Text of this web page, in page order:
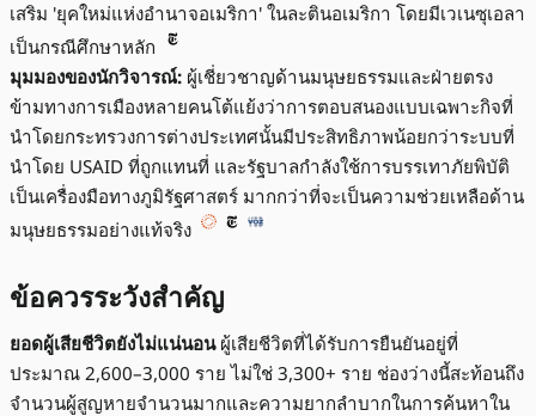
เสริม 'ยุคใหม่แห่งอำนาจอเมริกา' ในละตินอเมริกา โดยมีเวเนซุเอลา
เป็นกรณีศึกษาหลัก
มุมมองของนักวิจารณ์: ผู้เชี่ยวชาญด้านมนุษยธรรมและฝ่ายตรง
ข้ามทางการเมืองหลายคนโต้แย้งว่าการตอบสนองแบบเฉพาะกิจที่
นำโดยกระทรวงการต่างประเทศนั้นมีประสิทธิภาพน้อยกว่าระบบที่
นำโดย USAID ที่ถูกแทนที่ และรัฐบาลกำลังใช้การบรรเทาภัยพิบัติ
เป็นเครื่องมือทางภูมิรัฐศาสตร์ มากกว่าที่จะเป็นความช่วยเหลือด้าน
มนุษยธรรมอย่างแท้จริง
ข้อควรระวังสำคัญ
ยอดผู้เสียชีวิตยังไม่แน่นอนผู้เสียชีวิตที่ได้รับการยืนยันอยู่ที่
ประมาณ 2,600–3,000 ราย ไม่ใช่ 3,300+ ราย ช่องว่างนี้สะท้อนถึง
จำนวนผู้สูญหายจำนวนมากและความยากลำบากในการค้นหาใน